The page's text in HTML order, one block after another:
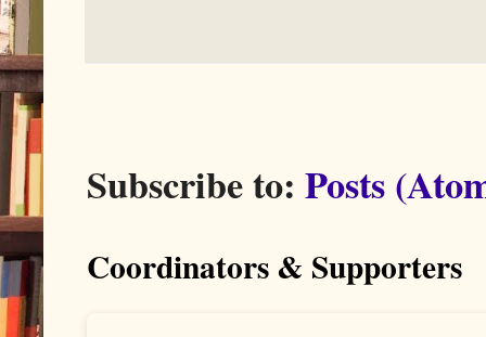
Subscribe to: Posts
Coordinators & Supporters